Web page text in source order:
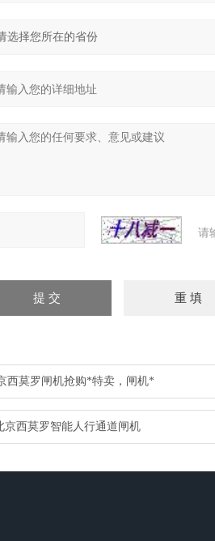
请
西莫罗闸机抢购*特卖，闸机*
京西莫罗智能人行通道闸机